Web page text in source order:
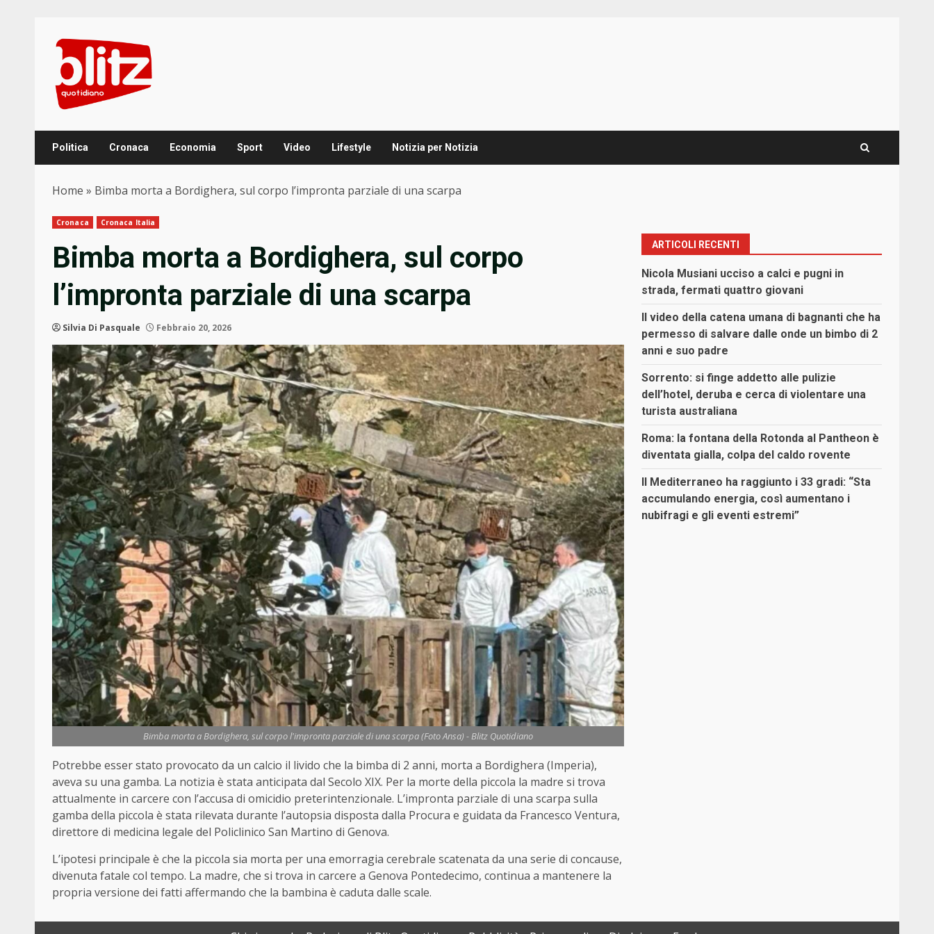
content
Politica Cronaca Economia Sport Video Lifestyle Notizia per Notizia
Home » Bimba morta a Bordighera, sul corpo l’impronta parziale di una scarpa
Cronaca Cronaca Italia
Bimba morta a Bordighera, sul corpo
l’impronta parziale di una scarpa
Silvia Di Pasquale Febbraio 20, 2026
Bimba morta a Bordighera, sul corpo l'impronta parziale di una scarpa (Foto Ansa) - Blitz Quotidiano
Potrebbe esser stato provocato da un calcio il livido che la bimba di 2 anni, morta a Bordighera (Imperia),
aveva su una gamba. La notizia è stata anticipata dal Secolo XIX. Per la morte della piccola la madre si trova
attualmente in carcere con l’accusa di omicidio preterintenzionale. L’impronta parziale di una scarpa sulla
gamba della piccola è stata rilevata durante l’autopsia disposta dalla Procura e guidata da Francesco Ventura,
direttore di medicina legale del Policlinico San Martino di Genova.
L’ipotesi principale è che la piccola sia morta per una emorragia cerebrale scatenata da una serie di concause,
divenuta fatale col tempo. La madre, che si trova in carcere a Genova Pontedecimo, continua a mantenere la
propria versione dei fatti affermando che la bambina è caduta dalle scale.
ARTICOLI RECENTI
Nicola Musiani ucciso a calci e pugni in
strada, fermati quattro giovani
Il video della catena umana di bagnanti che ha
permesso di salvare dalle onde un bimbo di 2
anni e suo padre
Sorrento: si finge addetto alle pulizie
dell’hotel, deruba e cerca di violentare una
turista australiana
Roma: la fontana della Rotonda al Pantheon è
diventata gialla, colpa del caldo rovente
Il Mediterraneo ha raggiunto i 33 gradi: “Sta
accumulando energia, così aumentano i
nubifragi e gli eventi estremi”